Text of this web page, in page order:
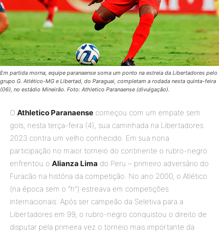
Em partida morna, equipe paranaense soma um ponto na estreia da Libertadores pelo
grupo G. Atlético-MG e Libertad, do Paraguai, completam a rodada nesta quinta-feira
(06), no estádio Mineirão. Foto: Athletico Paranaense (divulgação).
O Athletico Paranaense começou com um empate sem
gols, nesta terça-feira (4), sua caminhada na Libertadores
2023 contra um velho conhecido. Em sua nona
participação no maior torneio do continente o rubro-negro
enfrentou o Alianza Lima do Peru – primeiro adversário do
Furacão na história da competição. No ano 2000, o Atlético
(na época sem o “h”) estreava em competições
internacionais. Após ser campeão da Seletiva para a
Libertadores em 99, o rubro-negro conquistou o direito de
disputar pela primeira vez o torneio mais importante da